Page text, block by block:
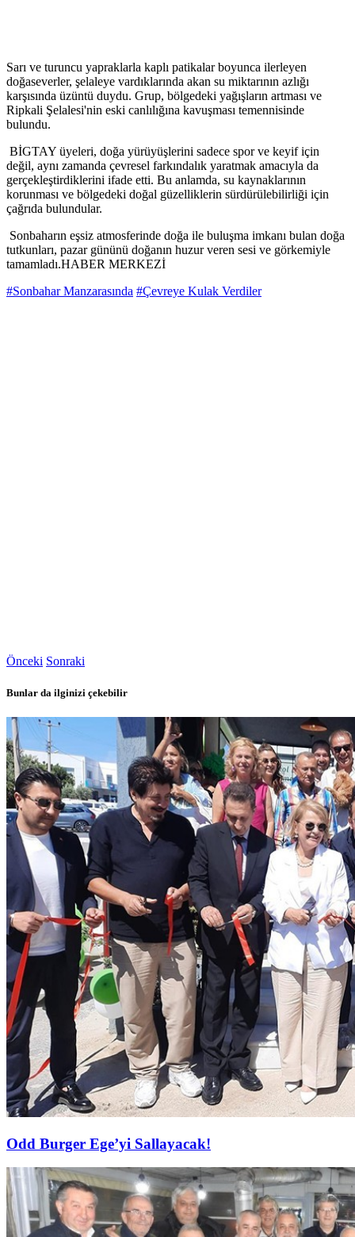
Sarı ve turuncu yapraklarla kaplı patikalar boyunca ilerleyen
doğaseverler, şelaleye vardıklarında akan su miktarının azlığı
karşısında üzüntü duydu. Grup, bölgedeki yağışların artması ve
Ripkali Şelalesi'nin eski canlılığına kavuşması temennisinde
bulundu.
BİGTAY üyeleri, doğa yürüyüşlerini sadece spor ve keyif için
değil, aynı zamanda çevresel farkındalık yaratmak amacıyla da
gerçekleştirdiklerini ifade etti. Bu anlamda, su kaynaklarının
korunması ve bölgedeki doğal güzelliklerin sürdürülebilirliği için
çağrıda bulundular.
Sonbaharın eşsiz atmosferinde doğa ile buluşma imkanı bulan doğa
tutkunları, pazar gününü doğanın huzur veren sesi ve görkemiyle
tamamladı.HABER MERKEZİ
#Sonbahar Manzarasında #Çevreye Kulak Verdiler
Önceki Sonraki
Bunlar da ilginizi çekebilir
Odd Burger Ege’yi Sallayacak!